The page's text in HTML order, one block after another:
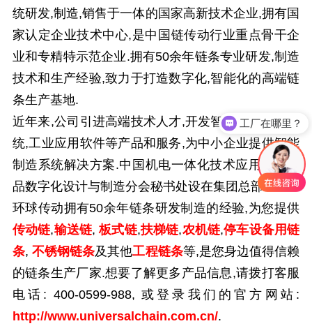
统研发,制造,销售于一体的国家高新技术企业,拥有国
家认定企业技术中心,是中国链传动行业重点骨干企
业和专精特示范企业.拥有50余年链条专业研发,制造
技术和生产经验,致力于打造数字化,智能化的高端链
条生产基地.
近年来,公司引进高端技术人才,开发智能视觉监测系
统,工业应用软件等产品和服务,为中小企业提供智能
制造系统解决方案.中国机电一体化技术应用协会产
品数字化设计与制造分会秘书处设在集团总部.
环球传动拥有50余年链条研发制造的经验,为您提供
传动链,输送链,板式链,扶梯链,农机链,停车设备用链
条,不锈钢链条及其他工程链条等,是您身边值得信赖
的链条生产厂家.想要了解更多产品信息,请拨打客服
电话: 400-0599-988, 或登录我们的官方网站:
http://www.universalchain.com.cn/.
工厂在哪里？